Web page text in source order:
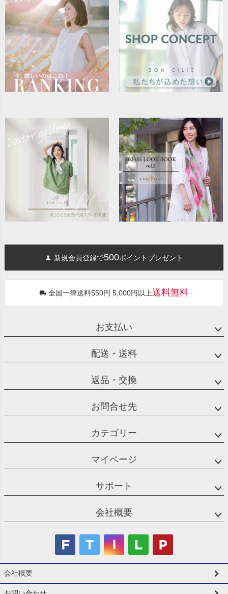
新規会員登録で500ポイントプレゼント
全国一律送料550円 5,000円以上送料無料
お支払い
配送・送料
返品・交換
お問合せ先
カテゴリー
マイページ
サポート
会社概要
会社概要